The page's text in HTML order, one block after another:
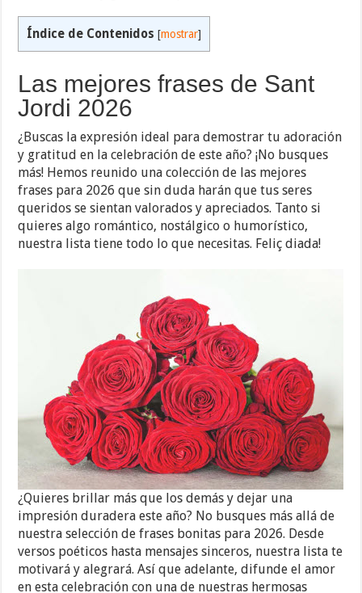
Índice de Contenidos [mostrar]
Las mejores frases de Sant
Jordi 2026
¿Buscas la expresión ideal para demostrar tu adoración
y gratitud en la celebración de este año? ¡No busques
más! Hemos reunido una colección de las mejores
frases para 2026 que sin duda harán que tus seres
queridos se sientan valorados y apreciados. Tanto si
quieres algo romántico, nostálgico o humorístico,
nuestra lista tiene todo lo que necesitas. Feliç diada!
¿Quieres brillar más que los demás y dejar una
impresión duradera este año? No busques más allá de
nuestra selección de frases bonitas para 2026. Desde
versos poéticos hasta mensajes sinceros, nuestra lista te
motivará y alegrará. Así que adelante, difunde el amor
en esta celebración con una de nuestras hermosas